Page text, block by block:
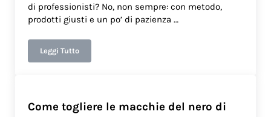
di professionisti? No, non sempre: con metodo,
prodotti giusti e un po’ di pazienza …
Leggi TuttoCome togliere le macchie di calce dal pavimento
Come togliere le macchie del nero di